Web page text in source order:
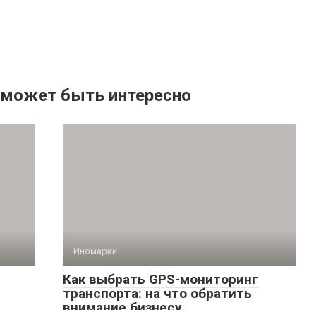
быть интересно
Иномарки
Как выбрать GPS-мониторинг
транспорта: на что обратить